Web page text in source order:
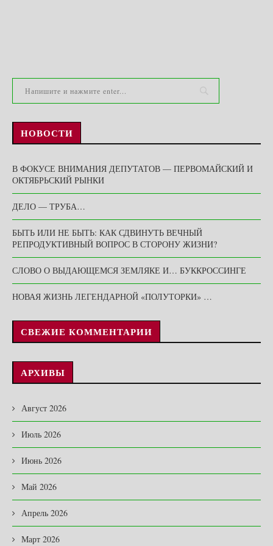
НОВОСТИ
В ФОКУСЕ ВНИМАНИЯ ДЕПУТАТОВ — ПЕРВОМАЙСКИЙ И
ОКТЯБРЬСКИЙ РЫНКИ
ДЕЛО — ТРУБА…
БЫТЬ ИЛИ НЕ БЫТЬ: КАК СДВИНУТЬ ВЕЧНЫЙ
РЕПРОДУКТИВНЫЙ ВОПРОС В СТОРОНУ ЖИЗНИ?
СЛОВО О ВЫДАЮЩЕМСЯ ЗЕМЛЯКЕ И… БУККРОССИНГЕ
НОВАЯ ЖИЗНЬ ЛЕГЕНДАРНОЙ «ПОЛУТОРКИ» …
СВЕЖИЕ КОММЕНТАРИИ
АРХИВЫ
Август 2026
Июль 2026
Июнь 2026
Май 2026
Апрель 2026
Март 2026